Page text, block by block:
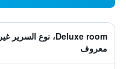
Deluxe room، نوع السرير غير
معروف